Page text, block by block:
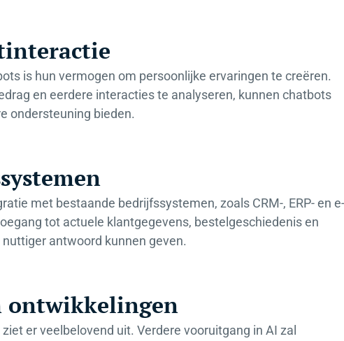
is hun vermogen om persoonlijke ervaringen te creëren.
en eerdere interacties te analyseren, kunnen chatbots
ondersteuning bieden.
met bestaande bedrijfssystemen, zoals CRM-, ERP- en e-
tot actuele klantgegevens, bestelgeschiedenis en
antwoord kunnen geven.
ontwikkelingen
er veelbelovend uit. Verdere vooruitgang in AI zal